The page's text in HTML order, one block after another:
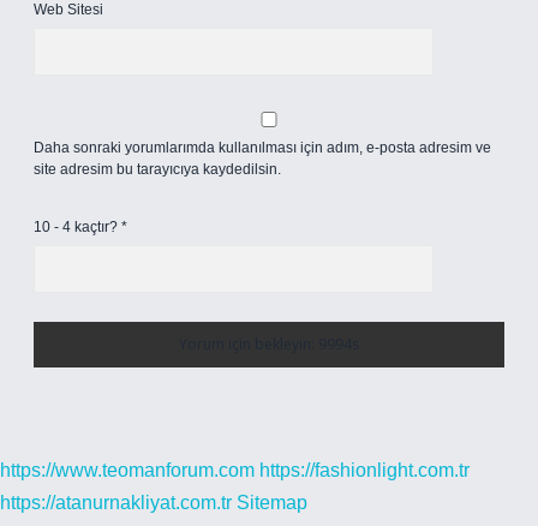
Web Sitesi
Daha sonraki yorumlarımda kullanılması için adım, e-posta adresim ve
site adresim bu tarayıcıya kaydedilsin.
10 - 4 kaçtır? *
https://www.teomanforum.com https://fashionlight.com.tr
https://atanurnakliyat.com.tr Sitemap